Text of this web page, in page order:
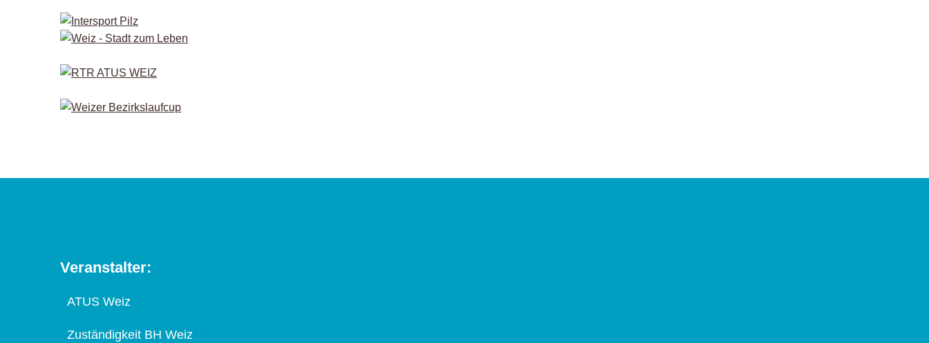
Veranstalter:
ATUS Weiz
Zuständigkeit BH Weiz